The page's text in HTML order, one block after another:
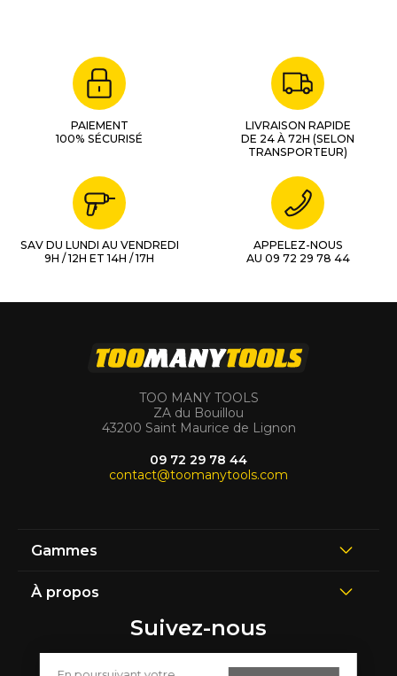
PAIEMENT
100% SÉCURISÉ
LIVRAISON RAPIDE
DE 24 À 72H (SELON
TRANSPORTEUR)
SAV DU LUNDI AU VENDREDI
9H / 12H ET 14H / 17H
APPELEZ-NOUS
AU 09 72 29 78 44
TOO MANY TOOLS
ZA du Bouillou
43200 Saint Maurice de Lignon
09 72 29 78 44
contact@toomanytools.com
Gammes
À propos
Suivez-nous